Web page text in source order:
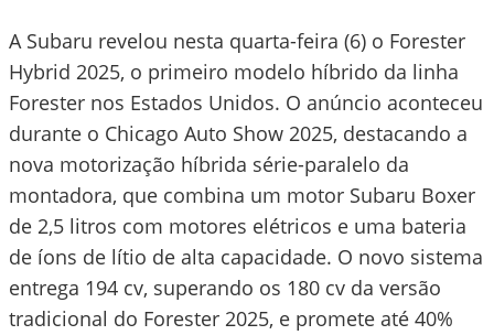
A Subaru revelou nesta quarta-feira (6) o Forester
Hybrid 2025, o primeiro modelo híbrido da linha
Forester nos Estados Unidos. O anúncio aconteceu
durante o Chicago Auto Show 2025, destacando a
nova motorização híbrida série-paralelo da
montadora, que combina um motor Subaru Boxer
de 2,5 litros com motores elétricos e uma bateria
de íons de lítio de alta capacidade. O novo sistema
entrega 194 cv, superando os 180 cv da versão
tradicional do Forester 2025, e promete até 40%